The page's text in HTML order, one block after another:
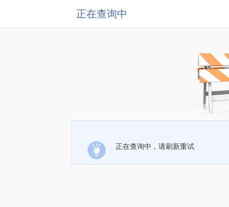
正在查询中
正在查询中，请刷新重试